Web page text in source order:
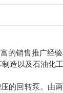
的销售推广经
造以及石油化
的回转泵。由